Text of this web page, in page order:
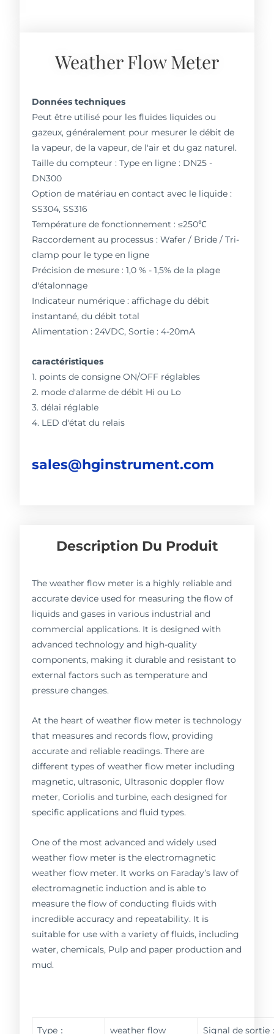
Weather Flow Meter
Données techniques
Peut être utilisé pour les fluides liquides ou
gazeux, généralement pour mesurer le débit de
la vapeur, de la vapeur, de l'air et du gaz naturel.
Taille du compteur : Type en ligne : DN25 -
DN300
Option de matériau en contact avec le liquide :
SS304, SS316
Température de fonctionnement : ≤250℃
Raccordement au processus : Wafer / Bride / Tri-
clamp pour le type en ligne
Précision de mesure : 1,0 % - 1,5% de la plage
d'étalonnage
Indicateur numérique : affichage du débit
instantané, du débit total
Alimentation : 24VDC, Sortie : 4-20mA
caractéristiques
1. points de consigne ON/OFF réglables
2. mode d'alarme de débit Hi ou Lo
3. délai réglable
4. LED d'état du relais
sales@hginstrument.com
Description Du Produit
The weather flow meter is a highly reliable and
accurate device used for measuring the flow of
liquids and gases in various industrial and
commercial applications. It is designed with
advanced technology and high-quality
components, making it durable and resistant to
external factors such as temperature and
pressure changes.
At the heart of weather flow meter is technology
that measures and records flow, providing
accurate and reliable readings. There are
different types of weather flow meter including
magnetic, ultrasonic, Ultrasonic doppler flow
meter, Coriolis and turbine, each designed for
specific applications and fluid types.
One of the most advanced and widely used
weather flow meter is the electromagnetic
weather flow meter. It works on Faraday’s law of
electromagnetic induction and is able to
measure the flow of conducting fluids with
incredible accuracy and repeatability. It is
suitable for use with a variety of fluids, including
water, chemicals, Pulp and paper production and
mud.
Type：
weather flow
Signal de sortie